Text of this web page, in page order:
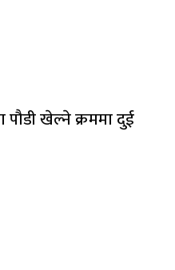
खेल्ने क्रममा दुई